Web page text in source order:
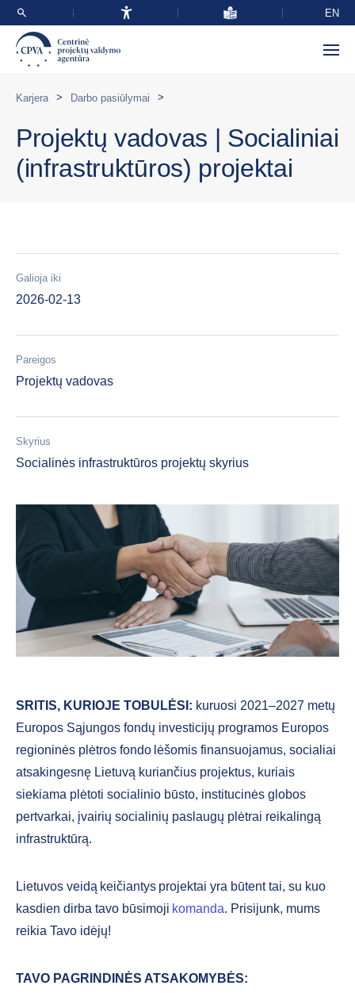
EN
Karjera > Darbo pasiūlymai >
Projektų vadovas | Socialiniai
(infrastruktūros) projektai
Galioja iki
2026-02-13
Pareigos
Projektų vadovas
Skyrius
Socialinės infrastruktūros projektų skyrius
SRITIS, KURIOJE TOBULĖSI: kuruosi 2021–2027 metų
Europos Sąjungos fondų investicijų programos Europos
regioninės plėtros fondo lėšomis finansuojamus, socialiai
atsakingesnę Lietuvą kuriančius projektus, kuriais
siekiama plėtoti socialinio būsto, institucinės globos
pertvarkai, įvairių socialinių paslaugų plėtrai reikalingą
infrastruktūrą.
Lietuvos veidą keičiantys projektai yra būtent tai, su kuo
kasdien dirba tavo būsimoji komanda. Prisijunk, mums
reikia Tavo idėjų!
TAVO PAGRINDINĖS ATSAKOMYBĖS: